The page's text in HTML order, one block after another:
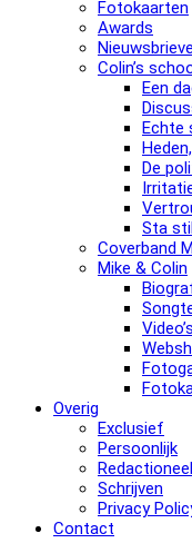
Fotokaarten
Awards
Colin’s
Een
Echte
De
Sta
Coverband
Mike & Colin
Video’s
Overig
Exclusief
Persoonlijk
Redactioneel
Schrijven
Privacy
Contact